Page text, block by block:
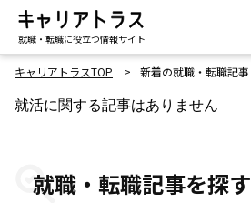
就職・転職に役立つ情報サイト
キャリアトラスTOP 新着の就職・転職記事
就活に関する記事はありません
就職・転職記事を探す